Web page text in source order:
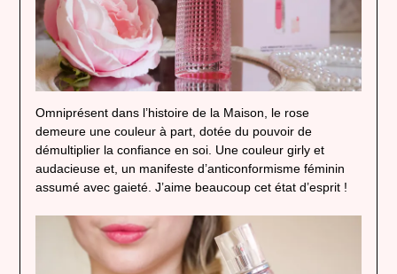
Omniprésent dans l’histoire de la Maison, le rose
demeure une couleur à part, dotée du pouvoir de
démultiplier la confiance en soi. Une couleur girly et
audacieuse et, un manifeste d’anticonformisme féminin
assumé avec gaieté. J’aime beaucoup cet état d’esprit !